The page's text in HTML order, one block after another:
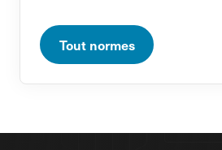
Tout normes